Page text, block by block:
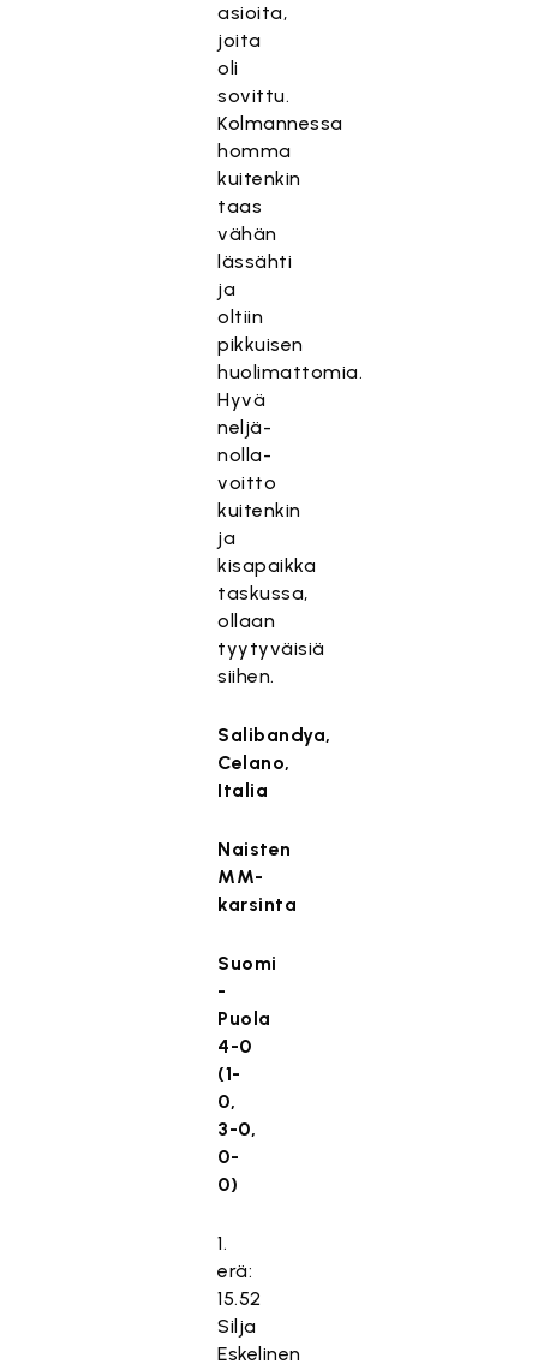
asioita,
joita
oli
sovittu.
Kolmannessa
homma
kuitenkin
taas
vähän
lässähti
ja
oltiin
pikkuisen
huolimattomia.
Hyvä
neljä-
nolla-
voitto
kuitenkin
ja
kisapaikka
taskussa,
ollaan
tyytyväisiä
siihen.
Salibandya,
Celano,
Italia
Naisten
MM-
karsinta
Suomi
-
Puola
4-0
(1-
0,
3-0,
0-
0)
1.
erä:
15.52
Silja
Eskelinen